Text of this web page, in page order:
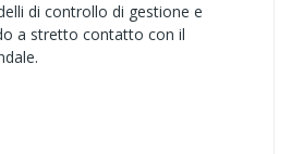
di controllo di gestione e
a stretto contatto con il